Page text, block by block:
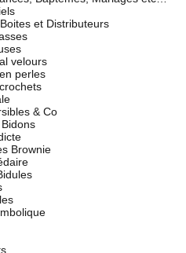
et Distributeurs
velours
perles
& Co
Bidons
Brownie